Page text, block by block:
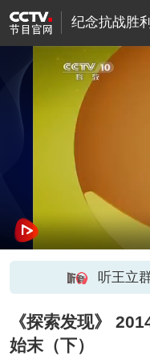
纪念抗战胜
听王立
《探索发现》
始末（下）